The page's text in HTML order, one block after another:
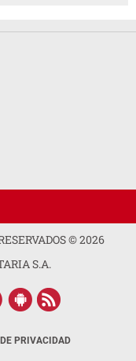
©2026
S.A.
PRIVACIDAD